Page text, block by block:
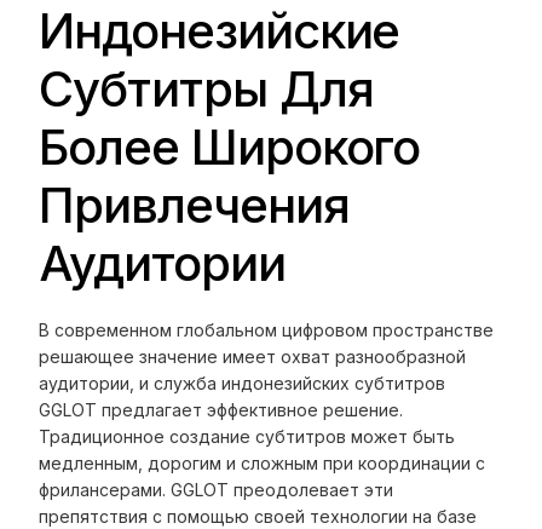
Индонезийские
Субтитры Для
Более Широкого
Привлечения
Аудитории
В современном глобальном цифровом пространстве
решающее значение имеет охват разнообразной
аудитории, и служба индонезийских субтитров
GGLOT предлагает эффективное решение.
Традиционное создание субтитров может быть
медленным, дорогим и сложным при координации с
фрилансерами. GGLOT преодолевает эти
препятствия с помощью своей технологии на базе